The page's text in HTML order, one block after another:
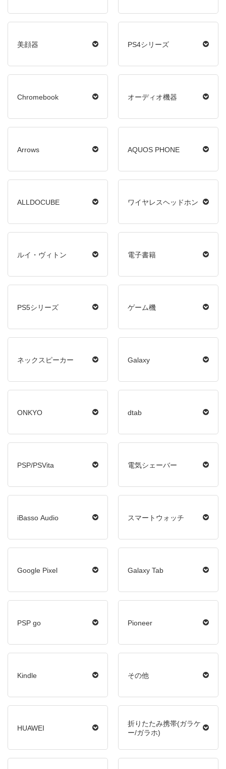
美顔器 PS4シリーズ
Chromebook オーディオ機器
Arrows AQUOS PHONE
ALLDOCUBE ワイヤレスヘッドホン
ルイ・ヴィトン 電子書籍
PS5シリーズ ゲーム機
ネックスピーカー Galaxy
ONKYO dtab
PSP/PSVita 電気シェーバー
iBasso Audio スマートウォッチ
Google Pixel Galaxy Tab
PSP go Pioneer
Kindle その他
HUAWEI
折りたたみ携帯(ガラケ
ー/ガラホ)